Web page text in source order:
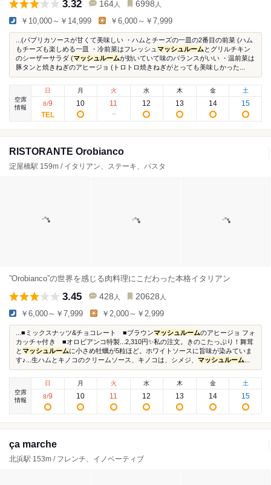
3.32 164 人 6998 人
￥10,000～￥14,999 ￥6,000～￥7,999
...(パプリカソースが甘くて美味しい ・ハムとチーズの一皿の2番目の前菜 (ハム
もチーズも楽しめる一皿 ・冷前菜はフレッシュ マッシュルーム とグリルチキン
のシーザーサラダ (マッシュルームが効いていて味のバランスがいい ・温前菜は
豚タンと焼きねぎのアヒージョ (トロトロ焼きねぎがとっても美味しかった...
空席
情報
日
8/9
月
10
火
11
水
12
木
13
金
14
土
15
RISTORANTE Orobianco
淀屋橋駅 159m / イタリアン、ステーキ、パスタ
”Orobianco”の世界を感じる肉料理にこだわった本格イタリアン
3.45 428 人 20628 人
￥6,000～￥7,999 ￥2,000～￥2,999
...■ミックスナッツ&チョコレート ■ブラウンマッシュルームのアヒージョ フォ
カッチャ付き ■オロビアンコ特製...2,310円✨️私の注文。きのこたっぷり！舞茸
とマッシュルームに小さめ牡蠣が5粒ほど。ホワイトソースに旨味が染みていま
す♪...生ハムとキノコのクリームソース、キノコは、シメジ、 マッシュルーム
空席
情報
日
8/9
月
10
火
11
水
12
木
13
金
14
土
15
ça marche
北浜駅 153m / フレンチ、イノベーティブ